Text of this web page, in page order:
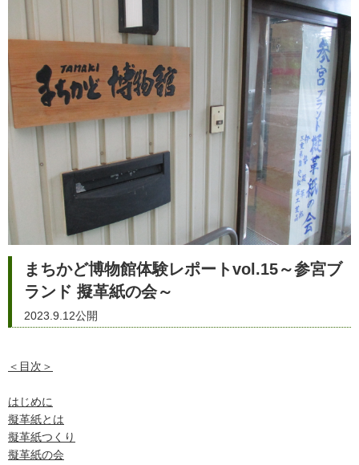
まちかど博物館体験レポートvol.15～参宮ブ
ランド 擬革紙の会～
2023.9.12公開
＜目次＞
はじめに
擬革紙とは
擬革紙つくり
擬革紙の会